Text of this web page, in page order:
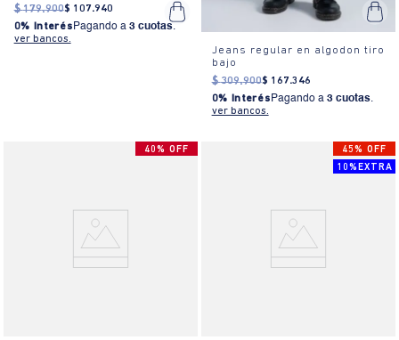
$ 179.900$ 107.940
0% Interés Pagando a 3 cuotas.
ver bancos.
Jeans regular en algodon tiro
bajo
$ 309.900$ 167.346
0% Interés Pagando a 3 cuotas.
ver bancos.
40% OFF
45% OFF
10%EXTRA